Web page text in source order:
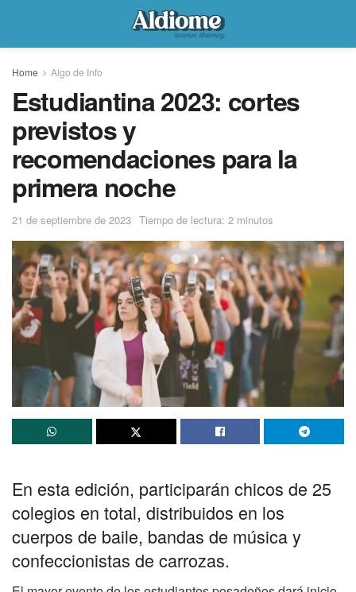
Home Algo de Info
Estudiantina 2023: cortes
previstos y
recomendaciones para la
primera noche
21 de septiembre de 2023 Tiempo de lectura: 2 minutos
En esta edición, participarán chicos de 25
colegios en total, distribuidos en los
cuerpos de baile, bandas de música y
confeccionistas de carrozas.